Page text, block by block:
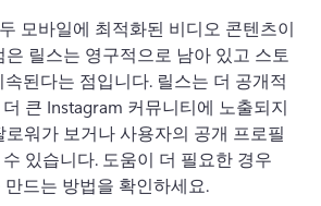
모바일에 최적화된 비디오 콘텐츠이
은 릴스는 영구적으로 남아 있고 스토
된다는 점입니다. 릴스는 더 공개적
큰 Instagram 커뮤니티에 노출되지
로워가 보거나 사용자의 공개 프로필
있습니다. 도움이 더 필요한 경우
만드는 방법을 확인하세요.